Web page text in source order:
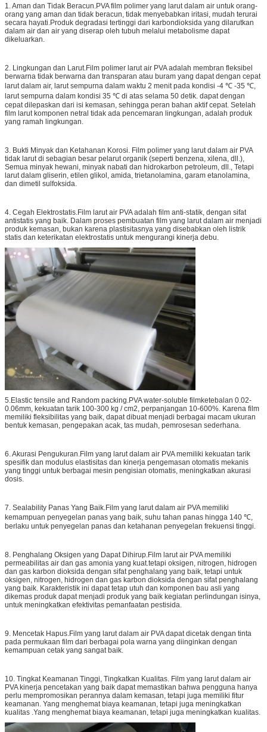
1. Aman dan Tidak Beracun.PVA film polimer yang larut dalam air untuk orang-
orang yang aman dan tidak beracun, tidak menyebabkan iritasi, mudah terurai
secara hayati.Produk degradasi tertinggi dari karbondioksida yang dilarutkan
dalam air dan air yang diserap oleh tubuh melalui metabolisme dapat
dikeluarkan.
2. Lingkungan dan Larut.Film polimer larut air PVA adalah membran fleksibel
berwarna tidak berwarna dan transparan atau buram yang dapat dengan cepat
larut dalam air, larut sempurna dalam waktu 2 menit pada kondisi -4 ℃ -35 ℃,
larut sempurna dalam kondisi 35 ℃ di atas selama 50 detik. dapat dengan
cepat dilepaskan dari isi kemasan, sehingga peran bahan aktif cepat. Setelah
film larut komponen netral tidak ada pencemaran lingkungan, adalah produk
yang ramah lingkungan.
3. Bukti Minyak dan Ketahanan Korosi. Film polimer yang larut dalam air PVA
tidak larut di sebagian besar pelarut organik (seperti benzena, xilena, dll.),
Semua minyak hewani, minyak nabati dan hidrokarbon petroleum, dll., Tetapi
larut dalam gliserin, etilen glikol, amida, trietanolamina, garam etanolamina,
dan dimetil sulfoksida.
4. Cegah Elektrostatis.Film larut air PVA adalah film anti-statik, dengan sifat
antistatis yang baik. Dalam proses pembuatan film yang larut dalam air menjadi
produk kemasan, bukan karena plastisitasnya yang disebabkan oleh listrik
statis dan keterikatan elektrostatis untuk mengurangi kinerja debu.
5.Elastic tensile and Random packing.PVA water-soluble filmketebalan 0.02-
0.06mm, kekuatan tarik 100-300 kg / cm2, perpanjangan 10-600%. Karena film
memiliki fleksibilitas yang baik, dapat dibuat menjadi berbagai macam ukuran
bentuk kemasan, pengepakan acak, tas mudah, pemrosesan sederhana.
6. Akurasi Pengukuran.Film yang larut dalam air PVA memiliki kekuatan tarik
spesifik dan modulus elastisitas dan kinerja pengemasan otomatis mekanis
yang tinggi untuk berbagai mesin pengisian otomatis, meningkatkan akurasi
dosis.
7. Sealability Panas Yang Baik.Film yang larut dalam air PVA memiliki
kemampuan penyegelan panas yang baik, suhu tahan panas hingga 140 ℃,
berlaku untuk penyegelan panas dan ketahanan penyegelan frekuensi tinggi.
8. Penghalang Oksigen yang Dapat Dihirup.Film larut air PVA memiliki
permeabilitas air dan gas amonia yang kuat.tetapi oksigen, nitrogen, hidrogen
dan gas karbon dioksida dengan sifat penghalang yang baik, tetapi untuk
oksigen, nitrogen, hidrogen dan gas karbon dioksida dengan sifat penghalang
yang baik. Karakteristik ini dapat tetap utuh dan komponen bau asli yang
dikemas produk dapat menjadi produk yang baik kegiatan perlindungan isinya,
untuk meningkatkan efektivitas pemanfaatan pestisida.
9. Mencetak Hapus.Film yang larut dalam air PVA dapat dicetak dengan tinta
pada permukaan film dari berbagai pola warna yang diinginkan dengan
kemampuan cetak yang sangat baik.
10. Tingkat Keamanan Tinggi, Tingkatkan Kualitas. Film yang larut dalam air
PVA kinerja pencetakan yang baik dapat memastikan bahwa pengguna hanya
perlu mempromosikan perannya dalam kemasan, tetapi juga memiliki fitur
keamanan. Yang menghemat biaya keamanan, tetapi juga meningkatkan
kualitas .Yang menghemat biaya keamanan, tetapi juga meningkatkan kualitas.